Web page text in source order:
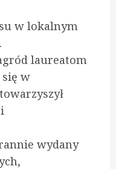
w lokalnym
laureatom
w
wydany